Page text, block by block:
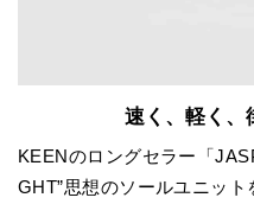
速く、軽く、
KEENのロングセラー「
GHT”思想のソールユニッ